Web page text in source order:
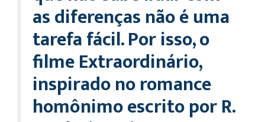
as diferenças não é uma
tarefa fácil. Por isso, o
filme Extraordinário,
inspirado no romance
homônimo escrito por R.